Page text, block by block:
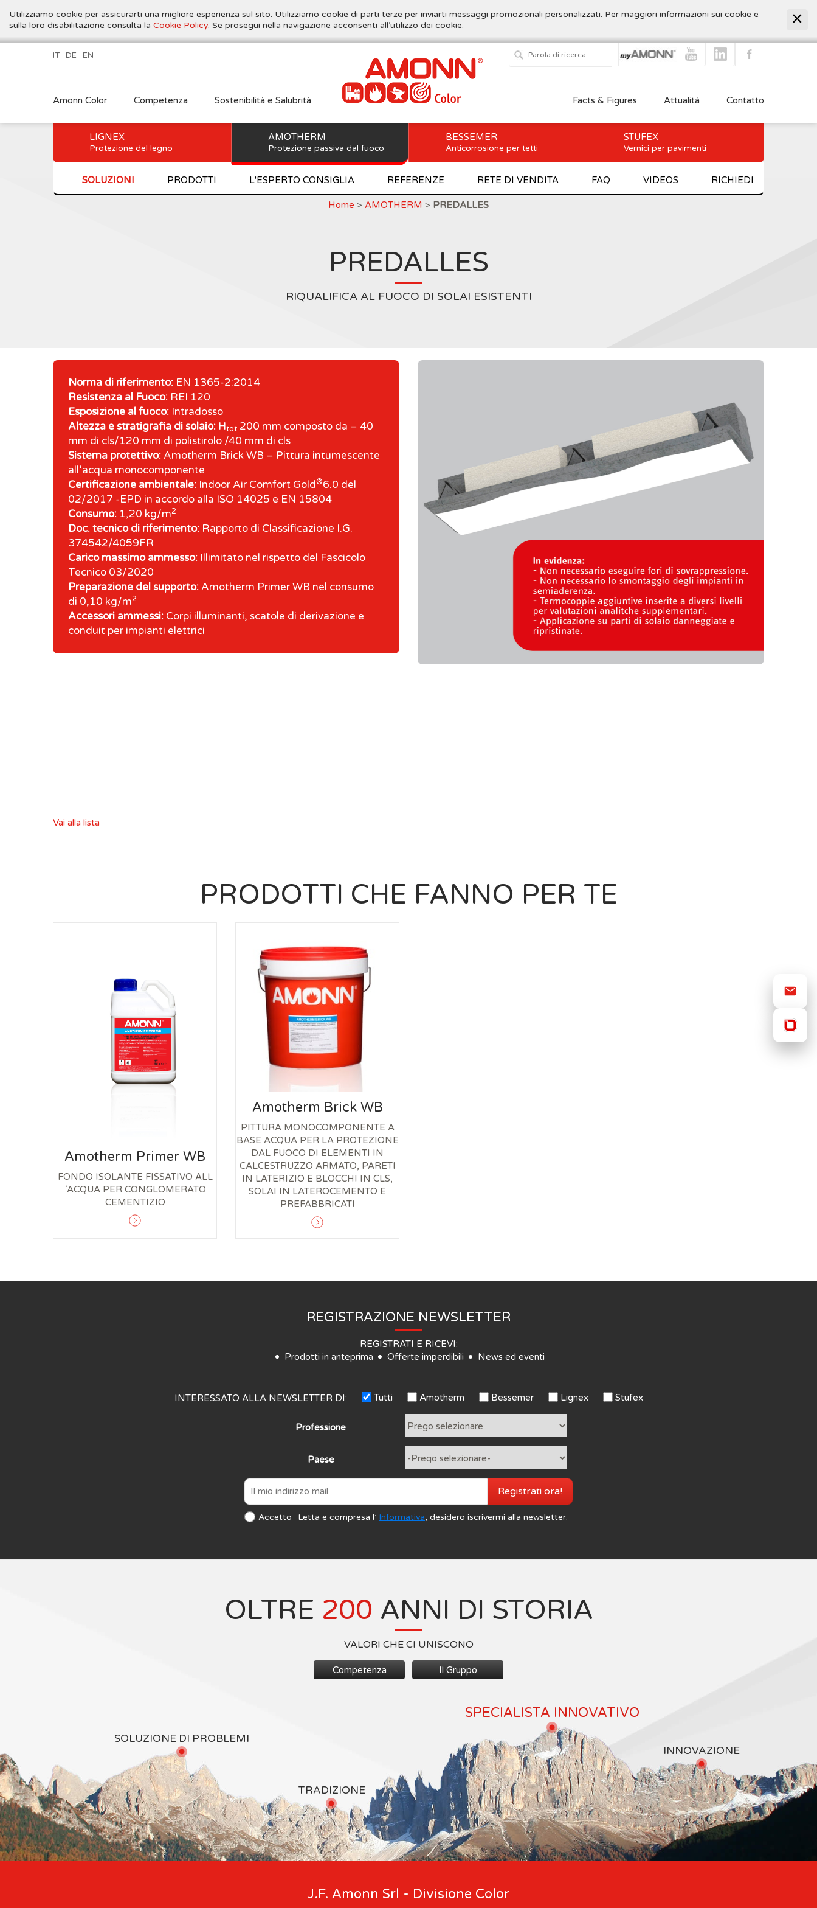
Utilizziamo cookie per assicurarti una migliore esperienza sul sito. Utilizziamo cookie di parti terze per inviarti messaggi promozionali personalizzati. Per maggiori informazioni sui cookie e
sulla loro disabilitazione consulta la Cookie Policy. Se prosegui nella navigazione acconsenti all’utilizzo dei cookie.
Amonn Color Competenza Sostenibilità e Salubrità Facts & Figures Attualità Contatto
IT DE EN
LIGNEX
Protezione del legno
AMOTHERM
Protezione passiva dal fuoco
SOLUZIONI PRODOTTI L'ESPERTO CONSIGLIA REFERENZE RETE DI VENDITA FAQ VIDEOS RICHIEDI
BESSEMER
Anticorrosione per tetti
STUFEX
Vernici per pavimenti
Home > AMOTHERM > PREDALLES
PREDALLES
RIQUALIFICA AL FUOCO DI SOLAI ESISTENTI
Norma di riferimento: EN 1365-2:2014
Resistenza al Fuoco: REI 120
Esposizione al fuoco: Intradosso
Altezza e stratigrafia di solaio: Htot 200 mm composto da – 40
mm di cls/120 mm di polistirolo /40 mm di cls
Sistema protettivo: Amotherm Brick WB – Pittura intumescente
all‘acqua monocomponente
Certificazione ambientale: Indoor Air Comfort Gold®6.0 del
02/2017 -EPD in accordo alla ISO 14025 e EN 15804
Consumo: 1,20 kg/m2
Doc. tecnico di riferimento: Rapporto di Classificazione I.G.
374542/4059FR
Carico massimo ammesso: Illimitato nel rispetto del Fascicolo
Tecnico 03/2020
Preparazione del supporto: Amotherm Primer WB nel consumo
di 0,10 kg/m2
Accessori ammessi: Corpi illuminanti, scatole di derivazione e
conduit per impianti elettrici
Vai alla lista
PRODOTTI CHE FANNO PER TE
Amotherm Primer WB
FONDO ISOLANTE FISSATIVO ALL
´ACQUA PER CONGLOMERATO
CEMENTIZIO
Amotherm Brick WB
PITTURA MONOCOMPONENTE A
BASE ACQUA PER LA PROTEZIONE
DAL FUOCO DI ELEMENTI IN
CALCESTRUZZO ARMATO, PARETI
IN LATERIZIO E BLOCCHI IN CLS,
SOLAI IN LATEROCEMENTO E
PREFABBRICATI
REGISTRAZIONE NEWSLETTER
REGISTRATI E RICEVI:
Prodotti in anteprima
Offerte imperdibili News ed eventi
INTERESSATO ALLA NEWSLETTER DI: Tutti Amotherm Bessemer Lignex Stufex
Professione
Paese
Accetto Letta e compresa l’ Informativa, desidero iscrivermi alla newsletter.
Registrati ora!
OLTRE 200 ANNI DI STORIA
VALORI CHE CI UNISCONO
Competenza Il Gruppo
SOLUZIONE DI PROBLEMI
TRADIZIONE
SPECIALISTA INNOVATIVO
INNOVAZIONE
J.F. Amonn Srl - Divisione Color